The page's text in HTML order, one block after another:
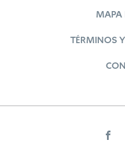
MAPA
TÉRMINOS